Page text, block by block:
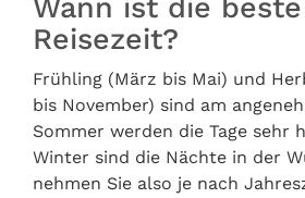
Wann ist die beste
Reisezeit?
Frühling (März bis Mai) und
bis November) sind am
Sommer werden die Tage sehr
Winter sind die Nächte in der
nehmen Sie also je nach